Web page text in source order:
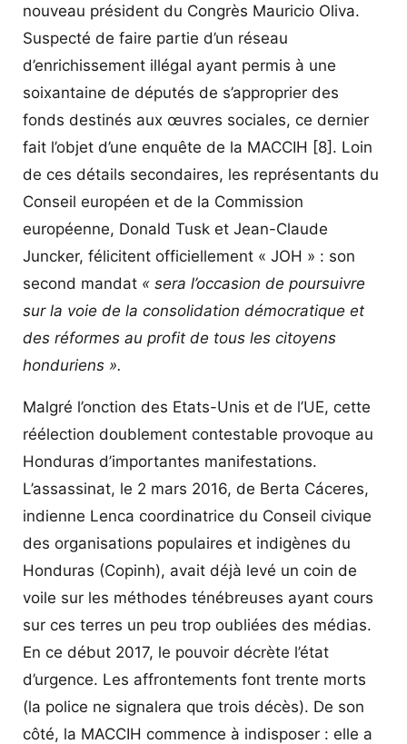
nouveau président du Congrès Mauricio Oliva.
Suspecté de faire partie d’un réseau
d’enrichissement illégal ayant permis à une
soixantaine de députés de s’approprier des
fonds destinés aux œuvres sociales, ce dernier
fait l’objet d’une enquête de la MACCIH [8] . Loin
de ces détails secondaires, les représentants du
Conseil européen et de la Commission
européenne, Donald Tusk et Jean-Claude
Juncker, félicitent officiellement « JOH » : son
second mandat « sera l’occasion de poursuivre
sur la voie de la consolidation démocratique et
des réformes au profit de tous les citoyens
honduriens ».
Malgré l’onction des Etats-Unis et de l’UE, cette
réélection doublement contestable provoque au
Honduras d’importantes manifestations.
L’assassinat, le 2 mars 2016, de Berta Cáceres,
indienne Lenca coordinatrice du Conseil civique
des organisations populaires et indigènes du
Honduras (Copinh), avait déjà levé un coin de
voile sur les méthodes ténébreuses ayant cours
sur ces terres un peu trop oubliées des médias.
En ce début 2017, le pouvoir décrète l’état
d’urgence. Les affrontements font trente morts
(la police ne signalera que trois décès). De son
côté, la MACCIH commence à indisposer : elle a